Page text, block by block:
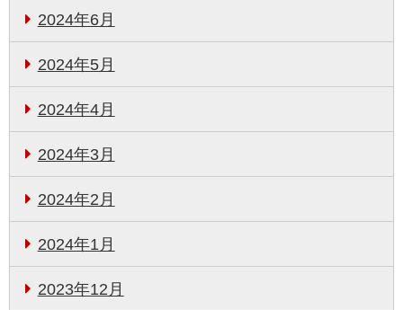
2024年6月
2024年5月
2024年4月
2024年3月
2024年2月
2024年1月
2023年12月